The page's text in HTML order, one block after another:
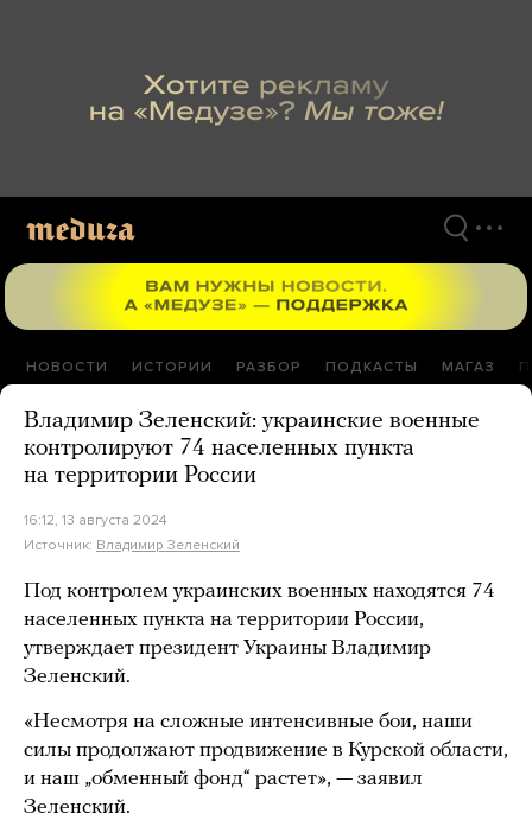
НОВОСТИ ИСТОРИИ РАЗБОР ПОДКАСТЫ МАГАЗ
Владимир Зеленский: украинские военные
контролируют 74 населенных пункта
на территории России
16:12, 13 августа 2024
Источник: Владимир Зеленский
Под контролем украинских военных находятся 74
населенных пункта на территории России,
утверждает президент Украины Владимир
Зеленский.
«Несмотря на сложные интенсивные бои, наши
силы продолжают продвижение в Курской области,
и наш „обменный фонд“ растет», — заявил
Зеленский.